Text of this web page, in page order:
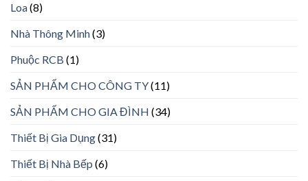
Loa(8)
Nhà Thông Minh(3)
Phuộc RCB (1)
SẢN PHẨM CHO CÔNG TY(11)
SẢN PHẨM CHO GIA ĐÌNH (34)
Thiết Bị Gia Dụng(31)
Thiết Bị Nhà Bếp (6)